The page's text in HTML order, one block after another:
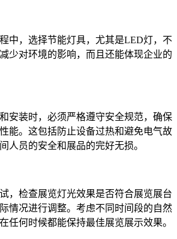
中，选择节能灯具，尤其是LED灯，不
少对环境的影响，而且还能体现企业的
安装时，必须严格遵守安全规范，确保
能。这包括防止设备过热和避免电气故
人员的安全和展品的完好无损。
，检查展览灯光效果是否符合展览展台
情况进行调整。考虑不同时间段的自然
任何时候都能保持最佳展览展示效果。